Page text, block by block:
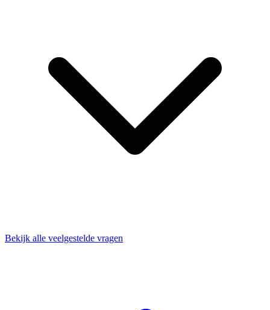
Bekijk alle veelgestelde vragen